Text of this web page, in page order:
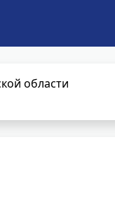
области